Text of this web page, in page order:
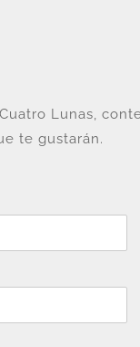
Lunas,
te gustarán.